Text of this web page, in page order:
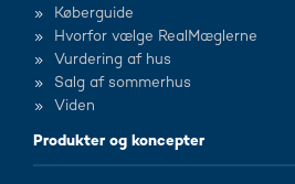
Køberguide
Hvorfor vælge RealMæglerne
Vurdering af hus
Salg af sommerhus
Viden
Produkter og koncepter